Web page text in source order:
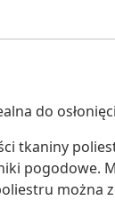
do
tkaniny
pogodowe.
można